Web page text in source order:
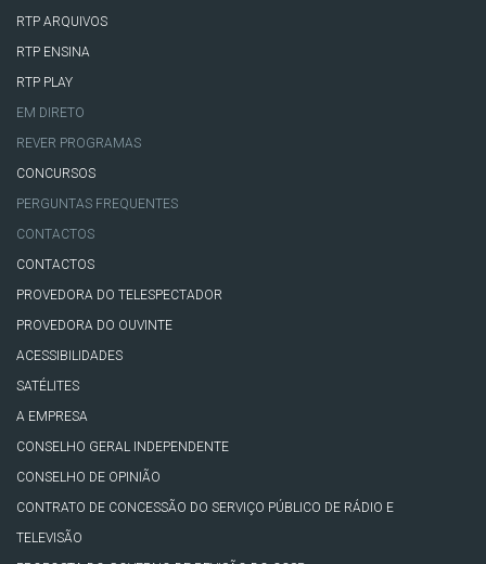
RTP ARQUIVOS
RTP ENSINA
RTP PLAY
EM DIRETO
REVER PROGRAMAS
CONCURSOS
PERGUNTAS FREQUENTES
CONTACTOS
CONTACTOS
PROVEDORA DO TELESPECTADOR
PROVEDORA DO OUVINTE
ACESSIBILIDADES
SATÉLITES
A EMPRESA
CONSELHO GERAL INDEPENDENTE
CONSELHO DE OPINIÃO
CONTRATO DE CONCESSÃO DO SERVIÇO PÚBLICO DE RÁDIO E
TELEVISÃO